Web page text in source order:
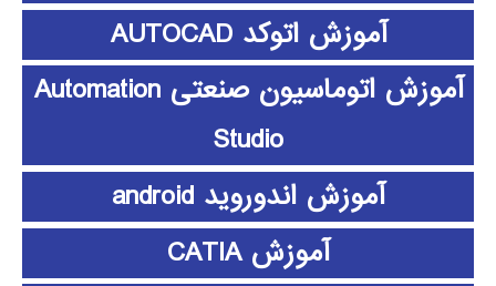
آموزش اتوکد AUTOCAD
آموزش اتوماسیون صنعتی Automation
Studio
آموزش اندوروید android
آموزش CATIA